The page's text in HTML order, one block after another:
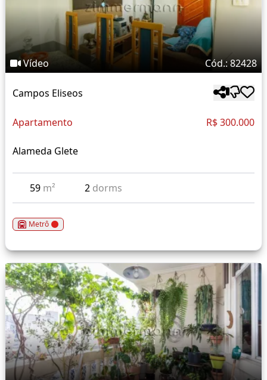
Vídeo Cód.: 82428
Campos Eliseos
Apartamento R$ 300.000
Alameda Glete
59 m² 2 dorms
Metrô